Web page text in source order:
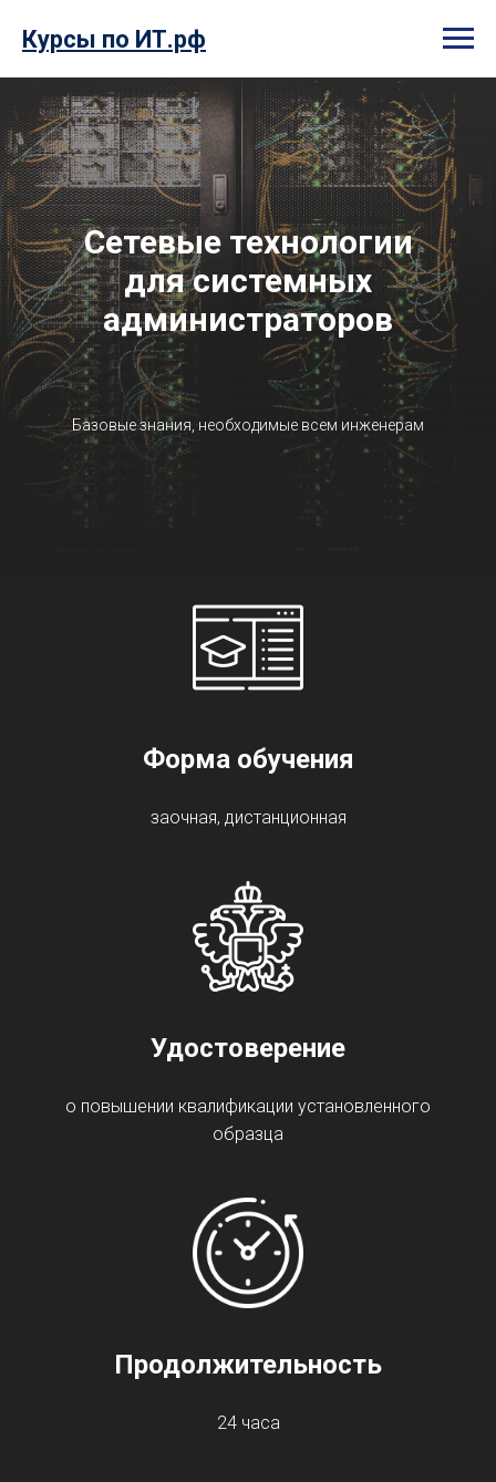
Курсы по ИТ.рф
Сетевые технологии
для системных
администраторов
Базовые знания, необходимые всем инженерам
Форма обучения
заочная, дистанционная
Удостоверение
о повышении квалификации установленного
образца
Продолжительность
24 часа